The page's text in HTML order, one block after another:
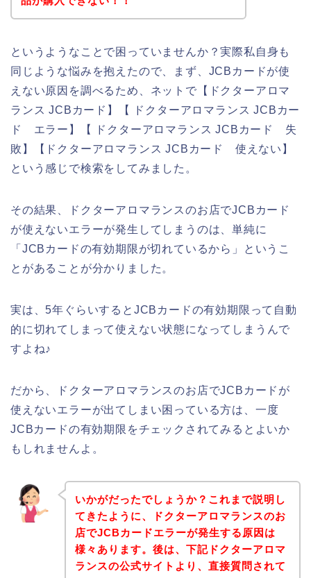
というようなことで困っていませんか？実際私自身も
同じような悩みを抱えたので、まず、JCBカードが使
えない原因を調べるため、ネットで【ドクターアロマ
ランス JCBカード】【 ドクターアロマランス JCBカー
ド エラー】【 ドクターアロマランス JCBカード 失
敗】【ドクターアロマランス JCBカード 使えない】
という感じで検索をしてみました。
その結果、ドクターアロマランスのお店でJCBカード
が使えないエラーが発生してしまうのは、単純に
「JCBカードの有効期限が切れているから」というこ
とがあることが分かりました。
実は、5年ぐらいするとJCBカードの有効期限って自動
的に切れてしまって使えない状態になってしまうんで
すよね♪
だから、ドクターアロマランスのお店でJCBカードが
使えないエラーが出てしまい困っている方は、一度
JCBカードの有効期限をチェックされてみるとよいか
もしれませんよ。
いかがだったでしょうか？これまで説明し
てきたように、ドクターアロマランスのお
店でJCBカードエラーが発生する原因は
様々あります。後は、下記ドクターアロマ
ランスの公式サイトより、直接質問されて